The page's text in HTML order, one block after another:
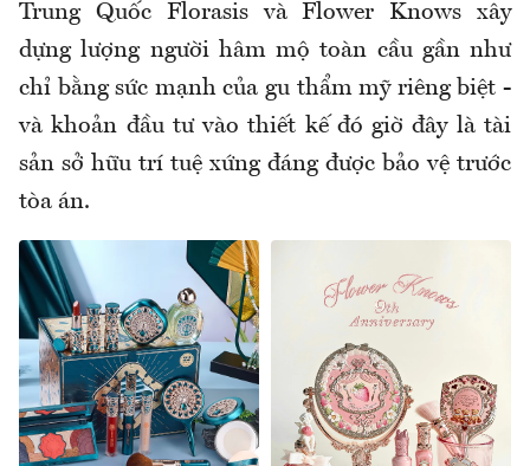
Trung Quốc Florasis và Flower Knows xây
dựng lượng người hâm mộ toàn cầu gần như
chỉ bằng sức mạnh của gu thẩm mỹ riêng biệt -
và khoản đầu tư vào thiết kế đó giờ đây là tài
sản sở hữu trí tuệ xứng đáng được bảo vệ trước
tòa án.